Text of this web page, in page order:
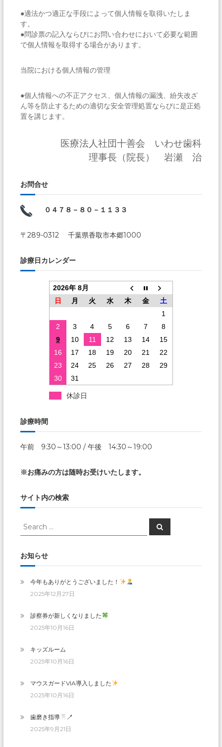
●適法かつ適正な手段によって個人情報を取得いたしま
す。
●問診票の記入ならびにお問い合わせにおいて必要な範囲
で個人情報を取得する場合があります。
当院における個人情報の管理
●個人情報への不正アクセス、個人情報の漏洩、紛失改ざ
ん等を防止するための適切な安全管理処置ならびに是正処
置を講じます。
医療法人社団十善会 いわせ歯科
理事長（院長） 岩瀬 治
お問合せ
０４７８－８０－１１３３
〒289-0312 千葉県香取市本郷1000
診療日カレンダー
2026年 8月
日
月 火 水 木 金
土
1
2
3 4 5 6 7
8
9
10 11 12 13 14
15
16
17 18 19 20 21
22
23
24 25 26 27 28
29
30
31
休診日
診療時間
午前 9:30～13:00 / 午後 14:30～19:00
※お痛みの方は随時お受けいたします。
サイト内の検索
Search
Search
お知らせ
今年もありがとうございました！
2025年12月27日
診察券が新しくなりました
2025年10月16日
キッズルーム
2025年10月16日
マウスガードVIA導入しました
2025年10月16日
歯磨き指導
🪥
2025年9月21日